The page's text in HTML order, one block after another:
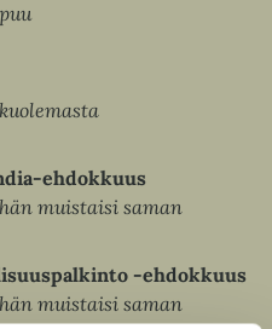
ehdokkuus
muistaisi saman
-ehdokkuus
muistaisi saman